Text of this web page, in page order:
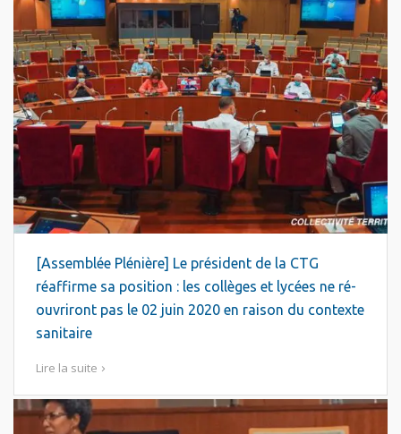
[Assemblée Plénière] Le président de la CTG
réaffirme sa position : les collèges et lycées ne ré-
ouvriront pas le 02 juin 2020 en raison du contexte
sanitaire
Lire la suite